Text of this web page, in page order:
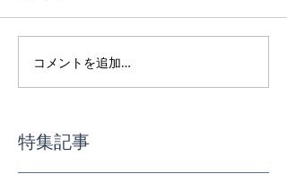
インド渡航前｜ヨガ体験
コメントを追加…
特集記事